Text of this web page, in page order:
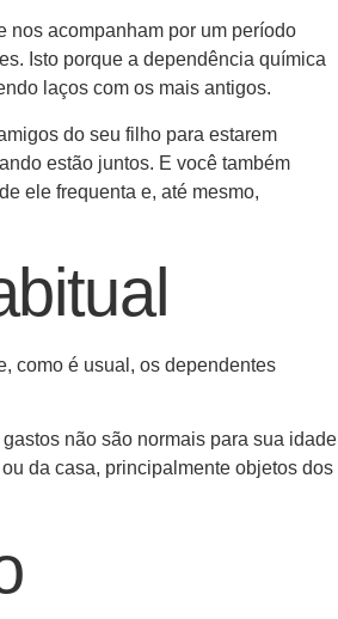
nos acompanham por um período
Isto porque a dependência química
laços com os mais antigos.
do seu filho para estarem
estão juntos. E você também
ele frequenta e, até mesmo,
como é usual, os dependentes
não são normais para sua idade
da casa, principalmente objetos dos